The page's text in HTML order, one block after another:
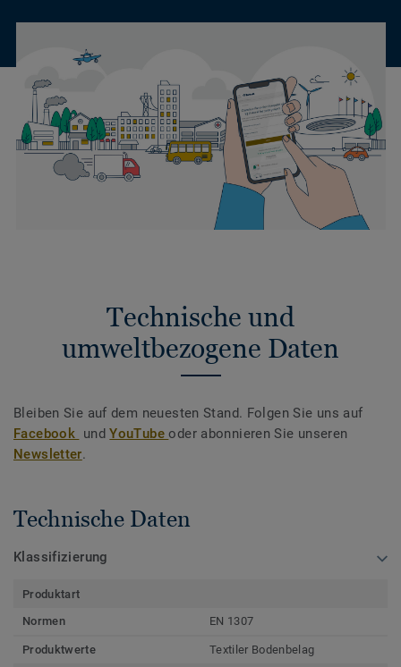
Technische und
umweltbezogene Daten
Bleiben Sie auf dem neuesten Stand. Folgen Sie uns auf
Facebook undYouTubeoder abonnieren Sie unseren
Newsletter.
Technische Daten
Klassifizierung
Produktart
Normen
EN 1307
Produktwerte Textiler Bodenbelag